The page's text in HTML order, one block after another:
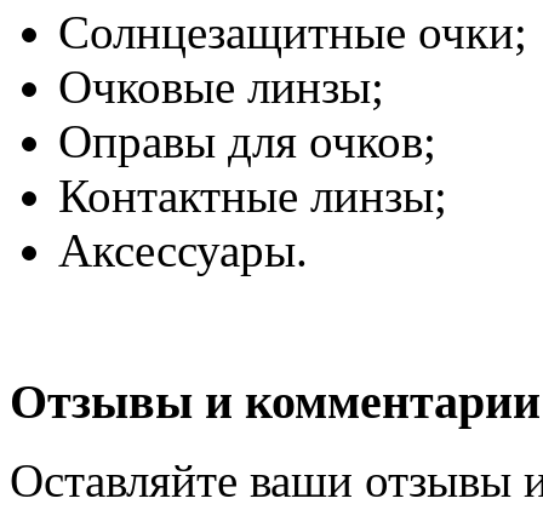
Солнцезащитные очки;
Очковые линзы;
Оправы для очков;
Контактные линзы;
Аксессуары.
Отзывы и комментарии
Оставляйте ваши отзывы